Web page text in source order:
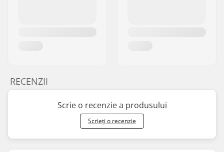
RECENZII
Scrie o recenzie a produsului
Scrieți o recenzie